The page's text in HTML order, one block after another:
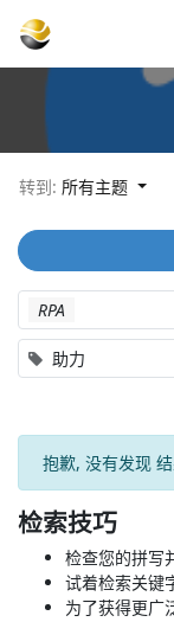
转到: 所有主题
RPA
助力
抱歉, 没有发现
检索技巧
检查您的拼写
试着检索关键
为了获得更广